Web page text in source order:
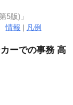
5版)」
情報 | 凡例
ーでの事務 高